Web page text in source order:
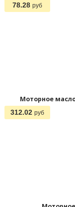
78.28 руб
Моторное
312.02 руб